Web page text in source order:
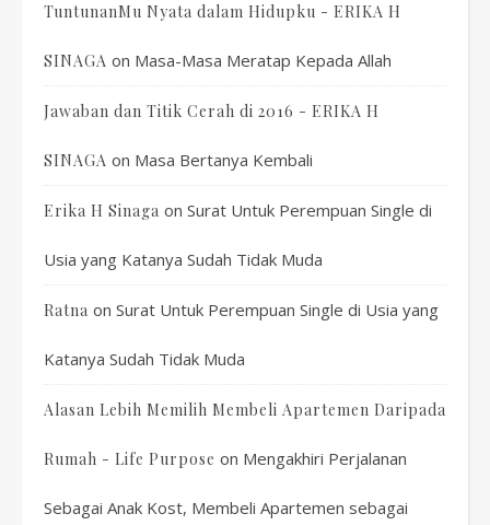
TuntunanMu Nyata dalam Hidupku - ERIKA H
SINAGA on Masa-Masa Meratap Kepada Allah
Jawaban dan Titik Cerah di 2016 - ERIKA H
SINAGA on Masa Bertanya Kembali
Erika H Sinaga on Surat Untuk Perempuan Single di
Usia yang Katanya Sudah Tidak Muda
Ratna on Surat Untuk Perempuan Single di Usia yang
Katanya Sudah Tidak Muda
Alasan Lebih Memilih Membeli Apartemen Daripada
Rumah - Life Purpose on Mengakhiri Perjalanan
Sebagai Anak Kost, Membeli Apartemen sebagai